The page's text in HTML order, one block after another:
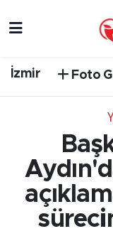
İzmir Foto
EGE
EĞİTİM
Trafik
Süper Lig
Tüm